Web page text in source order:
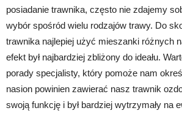
posiadanie trawnika, często nie zdajemy
wybór spośród wielu rodzajów trawy. Do
trawnika najlepiej użyć mieszanki różnych
efekt był najbardziej zbliżony do ideału.
porady specjalisty, który pomoże nam
nasion powinien zawierać nasz trawnik
swoją funkcję i był bardziej wytrzymały na